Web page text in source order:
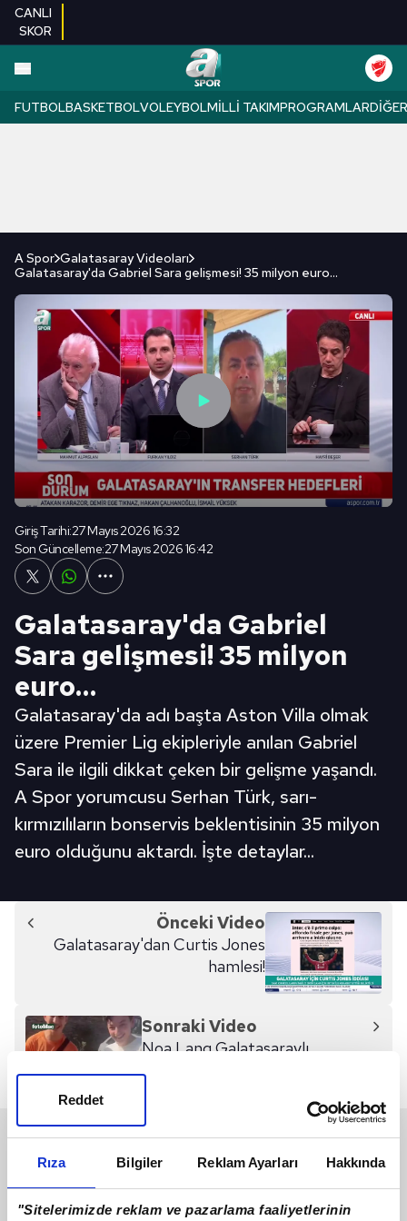
Rıza Bilgiler Reklam Ayarları Hakkında
"Sitelerimizde reklam ve pazarlama faaliyetlerinin
Reddet
CANLI
SKOR
FUTBOLBASKETBOLVOLEYBOLMILLI TAKIMPROGRAMLARDIĞER
A Spor Galatasaray Videoları
Galatasaray'da Gabriel Sara gelişmesi! 35 milyon euro…
Giriş Tarihi:27 Mayıs 2026 16:32
Son Güncelleme:27 Mayıs 2026 16:42
Galatasaray'da Gabriel
Sara gelişmesi! 35 milyon
euro…
Galatasaray'da adı başta Aston Villa olmak
üzere Premier Lig ekipleriyle anılan Gabriel
Sara ile ilgili dikkat çeken bir gelişme yaşandı.
A Spor yorumcusu Serhan Türk, sarı-
kırmızılıların bonservis beklentisinin 35 milyon
euro olduğunu aktardı. İşte detaylar...
Önceki Video
Galatasaray'dan Curtis Jones
hamlesi!
Sonraki Video
Noa Lang Galatasaraylı
taraftarlardan aldığı simit ve
SON 24 SAAT